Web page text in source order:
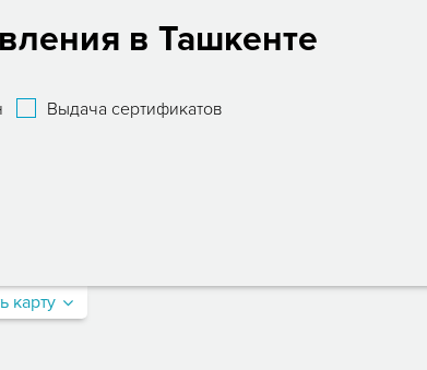
в Ташкенте
Выдача сертификатов
карту